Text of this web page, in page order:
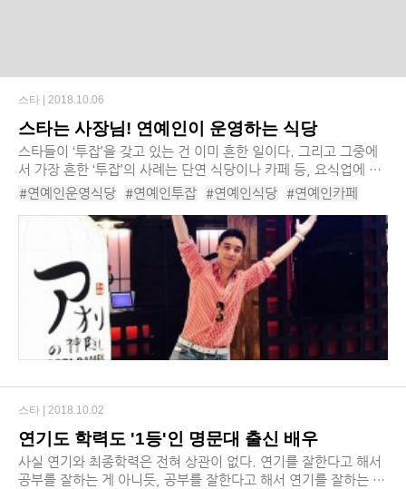
스타는 사장님! 연예인이 운영하는 식당
스타들이 ‘투잡’을 갖고 있는 건 이미 흔한 일이다. 그리고 그중에
서 가장 흔한 ‘투잡’의 사례는 단연 식당이나 카페 등, 요식업에 투
신하는 경우다. 식당마다 사장님의 취향과 개성이 고스란히 묻어
#연예인운영식당 #연예인투잡 #연예인식당 #연예인카페
#승리 #승리라멘집 #이종석 #이종석카페
스타 | 2018.10.06
연기도 학력도 '1등'인 명문대 출신 배우
사실 연기와 최종학력은 전혀 상관이 없다. 연기를 잘한다고 해서
공부를 잘하는 게 아니듯, 공부를 잘한다고 해서 연기를 잘하는 건
스타 | 2018.10.02